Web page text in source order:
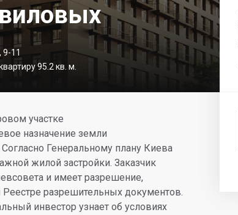
9-11
95.2 кв. м.
участке
назначение земли
Генеральному плану Киева
жилой застройки. Заказчик
и имеет разрешение,
разрешительных документов.
инвестор узнает об условиях